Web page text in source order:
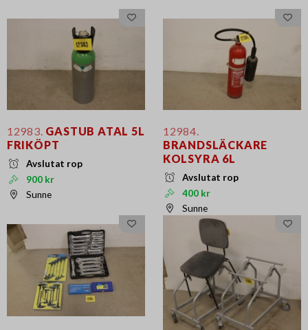
12983. GASTUB ATAL 5L
FRIKÖPT
Avslutat rop
900 kr
Sunne
12984.
BRANDSLÄCKARE
KOLSYRA 6L
Avslutat rop
400 kr
Sunne